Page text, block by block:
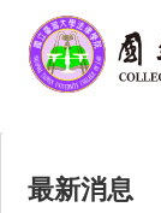
最新消息